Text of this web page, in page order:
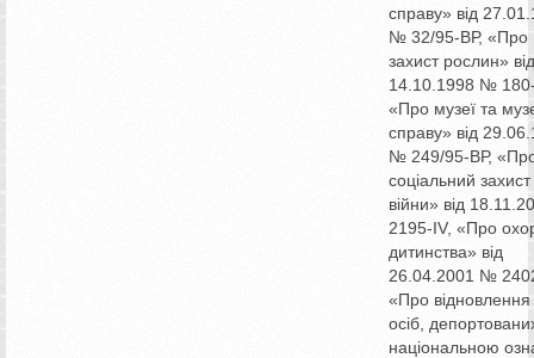
справу» від
№ 32/95-ВР, «Про
захист рослин» від
14.10.1998 №
«Про музеї та
справу» від
№ 249/95-ВР,
соціальний захист
війни» від
2195-IV, «Про
дитинства» від
26.04.2001 №
«Про
осіб,
національною